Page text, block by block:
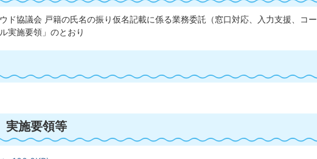
ド協議会 戸籍の氏名の振り仮名記載に係る業務委託（窓口対応、入力支援、コー
実施要領」のとおり
実施要領等